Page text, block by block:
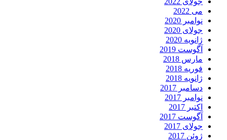
می 2022
نوامبر 2020
جولای 2020
ژانویه 2020
آگوست 2019
مارس 2018
فوریه 2018
ژانویه 2018
دسامبر 2017
نوامبر 2017
اکتبر 2017
آگوست 2017
جولای 2017
ژوئن 2017